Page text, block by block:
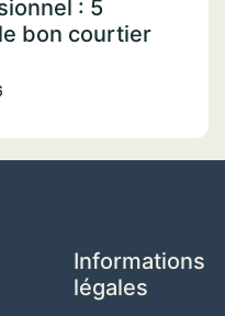
: 5
bon courtier
Informations
légales